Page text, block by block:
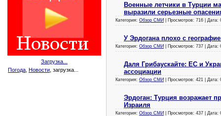
Загрузка...
Погода Новости , загрузка...
Военные летчики в Турции
выразили серьезные
Категория: Обзор СМИ | Просмотров: 716 | Дата:
У Эрдогана плохо с
Категория: Обзор СМИ | Просмотров: 737 | Дата:
Даля Грибаускайте: ЕС и
ассоциации
Категория: Обзор СМИ | Просмотров: 421 | Дата:
Эрдоган: Турция возражает
Израиля
Категория: Обзор СМИ | Просмотров: 437 | Дата: